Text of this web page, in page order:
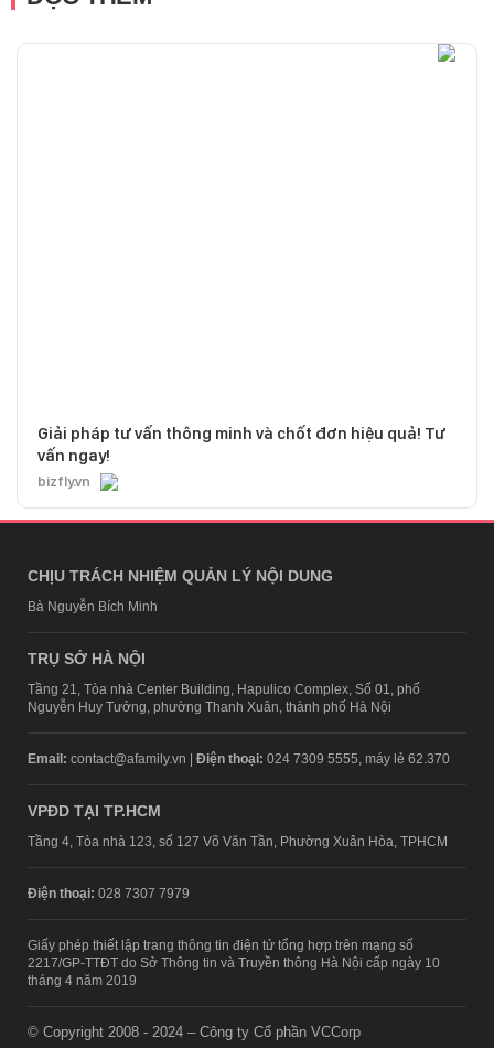
Giải pháp tư vấn thông minh và chốt đơn hiệu quả! Tư
vấn ngay!
bizfly.vn
CHỊU TRÁCH NHIỆM QUẢN LÝ NỘI DUNG
Bà Nguyễn Bích Minh
TRỤ SỞ HÀ NỘI
Tầng 21, Tòa nhà Center Building, Hapulico Complex, Số 01, phố
Nguyễn Huy Tưởng, phường Thanh Xuân, thành phố Hà Nội
Email: contact@afamily.vn | Điện thoại: 024 7309 5555, máy lẻ 62.370
VPĐD TẠI TP.HCM
Tầng 4, Tòa nhà 123, số 127 Võ Văn Tần, Phường Xuân Hòa, TPHCM
Điện thoại: 028 7307 7979
Giấy phép thiết lập trang thông tin điện tử tổng hợp trên mạng số
2217/GP-TTĐT do Sở Thông tin và Truyền thông Hà Nội cấp ngày 10
tháng 4 năm 2019
© Copyright 2008 - 2024 – Công ty Cổ phần VCCorp